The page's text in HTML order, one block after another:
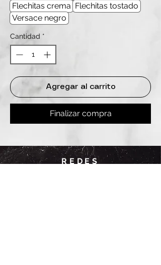
Flechitas crema Flechitas tostado
Versace negro
Cantidad *
Agregar al carrito
Finalizar compra
REDES